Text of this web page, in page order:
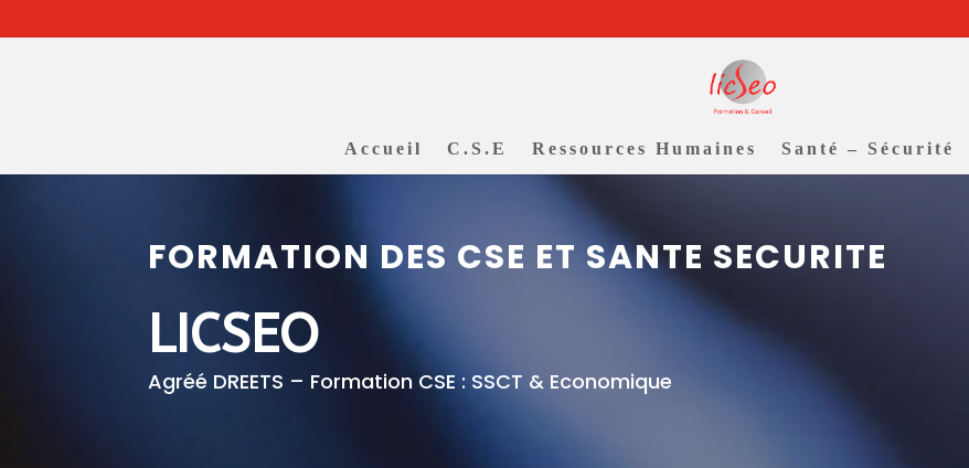
Accueil C.S.E Ressources Humaines Santé – Sécurité
FORMATION DES CSE ET SANTE SECURITE
LICSEO
Agréé DREETS – Formation CSE : SSCT & Economique